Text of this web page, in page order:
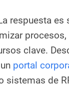
respuesta
clave.
portal
de